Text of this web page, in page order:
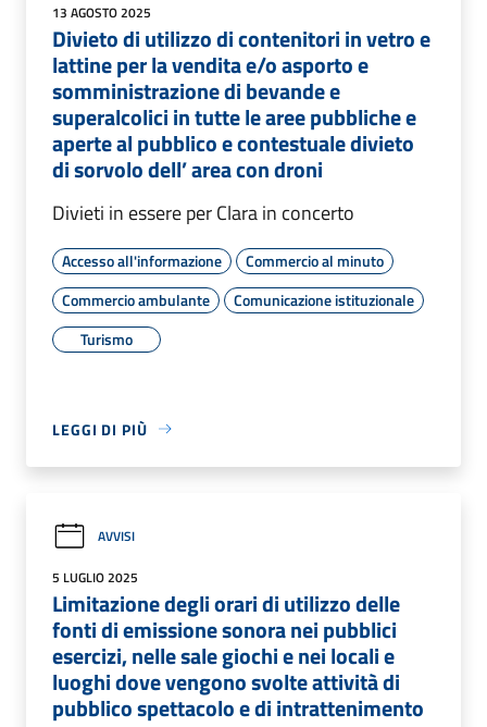
13 AGOSTO 2025
Divieto di utilizzo di contenitori in vetro e
lattine per la vendita e/o asporto e
somministrazione di bevande e
superalcolici in tutte le aree pubbliche e
aperte al pubblico e contestuale divieto
di sorvolo dell’ area con droni
Divieti in essere per Clara in concerto
Accesso all'informazione
Commercio al minuto
Commercio ambulante
Comunicazione istituzionale
Turismo
LEGGI DI PIÙ
AVVISI
5 LUGLIO 2025
Limitazione degli orari di utilizzo delle
fonti di emissione sonora nei pubblici
esercizi, nelle sale giochi e nei locali e
luoghi dove vengono svolte attività di
pubblico spettacolo e di intrattenimento